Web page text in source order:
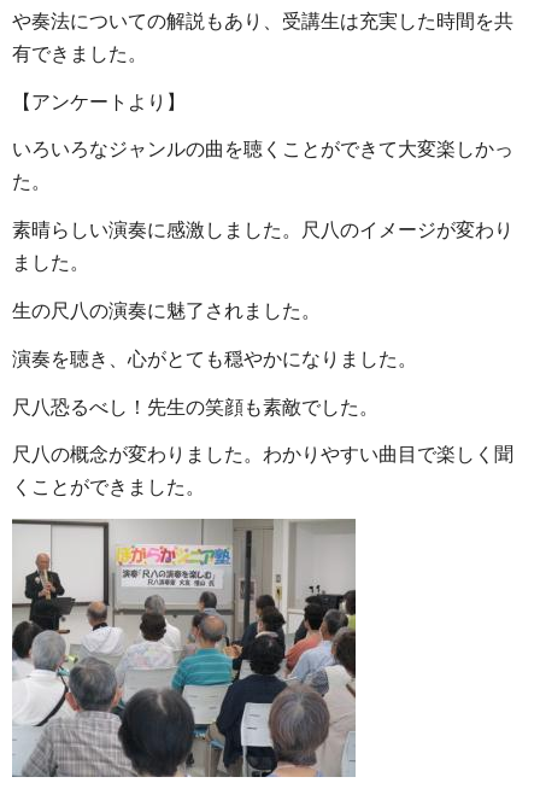
や奏法についての解説もあり、受講生は充実した時間を共
有できました。
【アンケートより】
いろいろなジャンルの曲を聴くことができて大変楽しかっ
た。
素晴らしい演奏に感激しました。尺八のイメージが変わり
ました。
生の尺八の演奏に魅了されました。
演奏を聴き、心がとても穏やかになりました。
尺八恐るべし！先生の笑顔も素敵でした。
尺八の概念が変わりました。わかりやすい曲目で楽しく聞
くことができました。